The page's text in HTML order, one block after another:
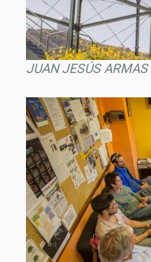
JUAN JESÚS